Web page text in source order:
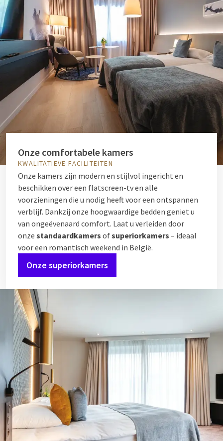
Onze comfortabele kamers
KWALITATIEVE FACILITEITEN
Onze kamers zijn modern en stijlvol ingericht en
beschikken over een flatscreen-tv en alle
voorzieningen die u nodig heeft voor een ontspannen
verblijf. Dankzij onze hoogwaardige bedden geniet u
van ongeëvenaard comfort. Laat u verleiden door
onze standaardkamers ofsuperiorkamers – ideaal
voor een romantisch weekend in België.
Onze superiorkamers